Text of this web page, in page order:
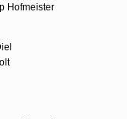
Hofmeister